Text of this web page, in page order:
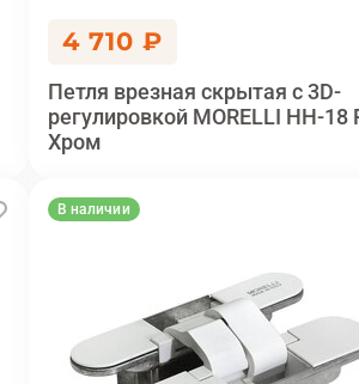
4 710 ₽
Петля врезная скрытая с 3D-
регулировкой MORELLI HH-18
Хром
В наличии